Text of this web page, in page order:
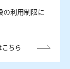
の利用制限に
ちら